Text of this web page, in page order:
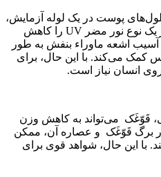
سال 2015 روی سلول‌های پوست در یک لوله آزمایش،
نشان داد که قَوّغَک می‌تواند تأثیر یک نوع نور مضر UV را کاهش
اشعه ماوراء بنفش به طور
کمک می‌کند. با این حال، برای
روی انسان نیاز است.
قَوّغَک می‌تواند به کاهش وزن
برگ قَوّغَک و عصاره آن، ممکن
با این حال، شواهد قوی برای